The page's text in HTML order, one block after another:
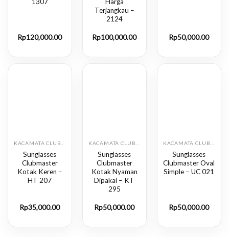
Rp120,000.00
Terjangkau –
2124
Rp100,000.00 Rp50,000.00
KACAMATA CLUB MASTER
Sunglasses
Clubmaster
Kotak Keren –
HT 207
Rp35,000.00
KACAMATA CLUB MASTER
Sunglasses
Clubmaster
Kotak Nyaman
Dipakai – KT
295
Rp50,000.00
KACAMATA CLUB MASTER
Sunglasses
Clubmaster Oval
Simple – UC 021
Rp50,000.00